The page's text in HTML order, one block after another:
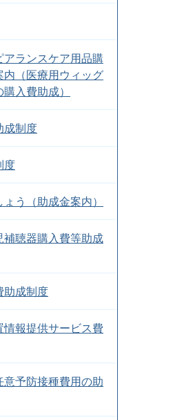
アランスケア用品購
内（医療用ウィッグ
入費助成）
成制度
度
う（助成金案内）
聴器購入費等助成
助成制度
報提供サービス費
予防接種費用の助